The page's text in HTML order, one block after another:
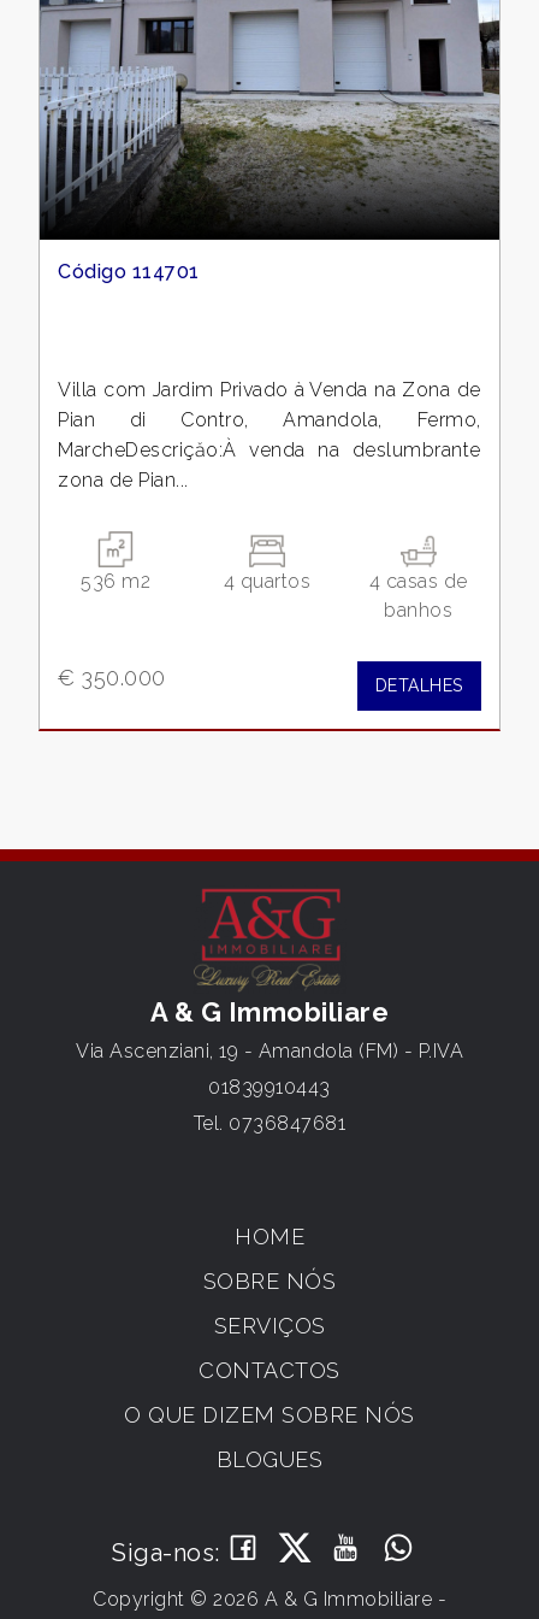
Código 114701
Villa com Jardim Privado à Venda na Zona de
Pian di Contro, Amandola, Fermo,
MarcheDescriçăo:À venda na deslumbrante
zona de Pian...
536 m2 4 quartos
4 casas de
banhos
€ 350.000 DETALHES
A & G Immobiliare
Via Ascenziani, 19 - Amandola (FM) - P.IVA
01839910443
Tel. 0736847681
HOME
SOBRE NÓS
SERVIÇOS
CONTACTOS
O QUE DIZEM SOBRE NÓS
BLOGUES
Siga-nos:
Copyright © 2026 A & G Immobiliare -